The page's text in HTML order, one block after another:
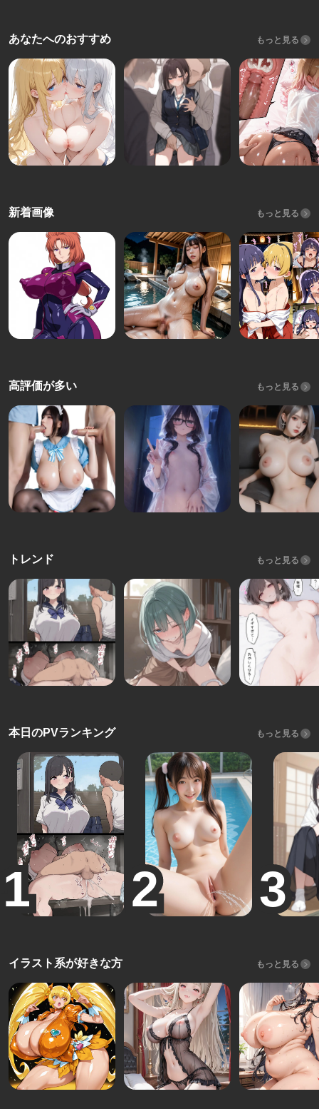
あなたへのおすすめ もっと見る
新着画像 もっと見る
高評価が多い もっと見る
トレンド もっと見る
本日のPVランキング もっと見る
イラスト系が好きな方 もっと見る